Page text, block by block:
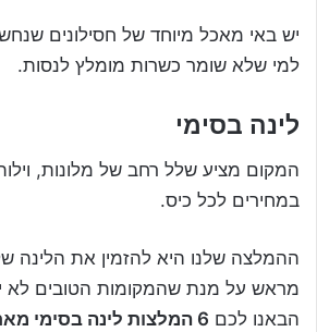
יש באי מאכל מיוחד של חסילונים
למי שלא שומר כשרות מומלץ לנסות.
לינה בסימי
המקום מציע שלל רחב של מלונות,
במחירים לכל כיס.
ההמלצה שלנו היא להזמין את הלינה
מראש על מנת שהמקומות הטובים לא
הבאנו לכם
6 המלצות לינה בסימי